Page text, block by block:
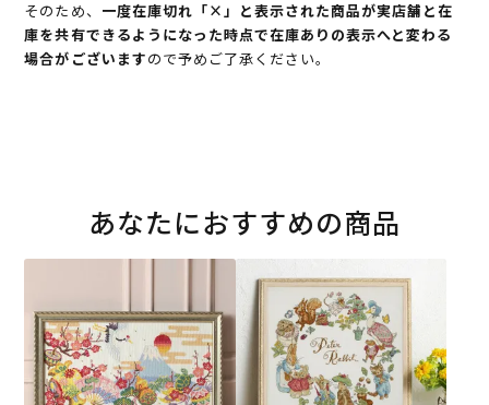
そのため、 一度在庫切れ「×」と表示された商品が実店舗と在
庫を共有できるようになった時点で在庫ありの表示へと変わる
場合がございますので予めご了承ください。
あなたにおすすめの商品